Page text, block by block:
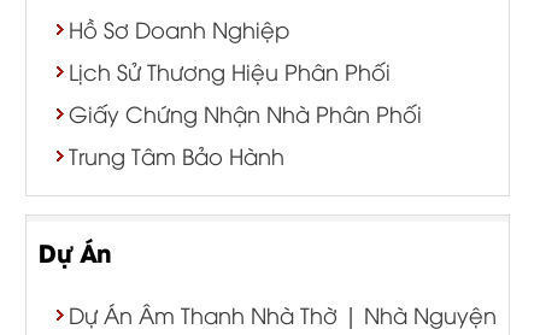
Hồ Sơ Doanh Nghiệp
Lịch Sử Thương Hiệu Phân Phối
Giấy Chứng Nhận Nhà Phân Phối
Trung Tâm Bảo Hành
Dự Án
Dự Án Âm Thanh Nhà Thờ | Nhà Nguyện